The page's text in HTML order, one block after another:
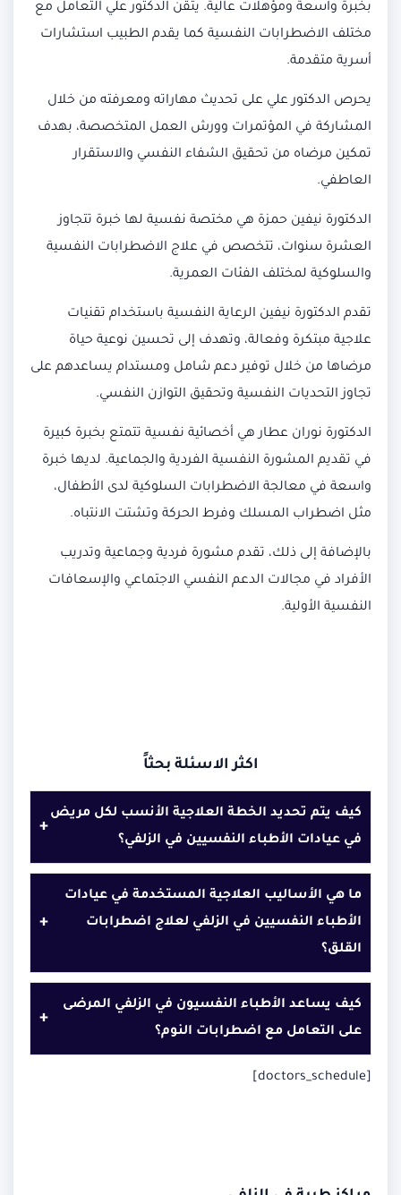
بخبرة واسعة ومؤهلات عالية. يتقن الدكتور علي التعامل مع
مختلف الاضطرابات النفسية كما يقدم الطبيب استشارات
أسرية متقدمة.
يحرص الدكتور علي على تحديث مهاراته ومعرفته من خلال
المشاركة في المؤتمرات وورش العمل المتخصصة، بهدف
تمكين مرضاه من تحقيق الشفاء النفسي والاستقرار
العاطفي.
الدكتورة نيفين حمزة هي مختصة نفسية لها خبرة تتجاوز
العشرة سنوات، تتخصص في علاج الاضطرابات النفسية
والسلوكية لمختلف الفئات العمرية.
تقدم الدكتورة نيفين الرعاية النفسية باستخدام تقنيات
علاجية مبتكرة وفعالة، وتهدف إلى تحسين نوعية حياة
مرضاها من خلال توفير دعم شامل ومستدام يساعدهم على
تجاوز التحديات النفسية وتحقيق التوازن النفسي.
الدكتورة نوران عطار هي أخصائية نفسية تتمتع بخبرة كبيرة
في تقديم المشورة النفسية الفردية والجماعية. لديها خبرة
واسعة في معالجة الاضطرابات السلوكية لدى الأطفال،
مثل اضطراب المسلك وفرط الحركة وتشتت الانتباه.
بالإضافة إلى ذلك، تقدم مشورة فردية وجماعية وتدريب
الأفراد في مجالات الدعم النفسي الاجتماعي والإسعافات
النفسية الأولية.
اكثر الاسئلة بحثاً
كيف يتم تحديد الخطة العلاجية الأنسب لكل مريض
في عيادات الأطباء النفسيين في الزلفي؟
+
ما هي الأساليب العلاجية المستخدمة في عيادات
الأطباء النفسيين في الزلفي لعلاج اضطرابات
القلق؟
+
كيف يساعد الأطباء النفسيون في الزلفي المرضى
على التعامل مع اضطرابات النوم؟
+
[doctors_schedule]